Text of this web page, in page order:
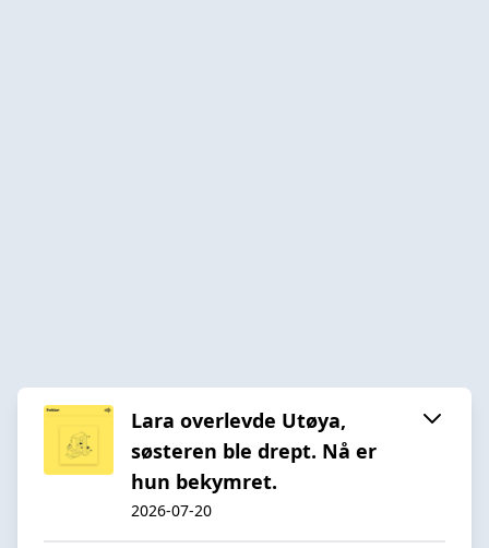
Lara overlevde Utøya,
søsteren ble drept. Nå er
hun bekymret.
2026-07-20